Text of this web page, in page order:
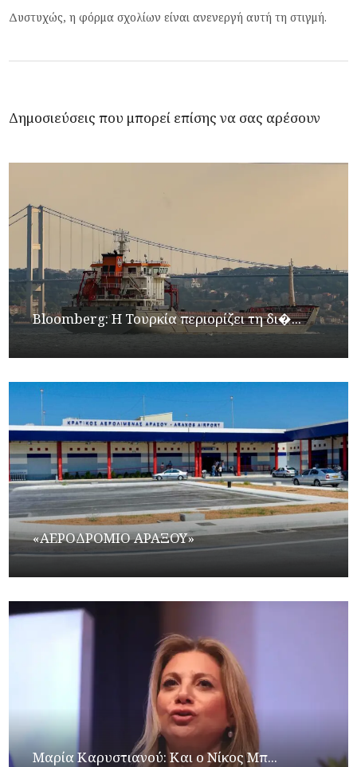
Δυστυχώς, η φόρμα σχολίων είναι ανενεργή αυτή τη στιγμή.
Δημοσιεύσεις που μπορεί επίσης να σας αρέσουν
Bloomberg: Η Τουρκία περιορίζει τη δι�...
«ΑΕΡΟΔΡΟΜΙΟ ΑΡΑΞΟΥ»
Μαρία Καρυστιανού: Και ο Νίκος Μπ...